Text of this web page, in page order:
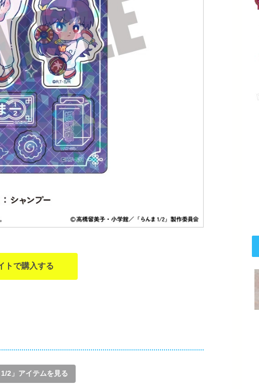
トで購入する
2」アイテムを見る